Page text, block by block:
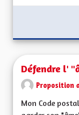
Défendre l'
Proposition
Mon Code